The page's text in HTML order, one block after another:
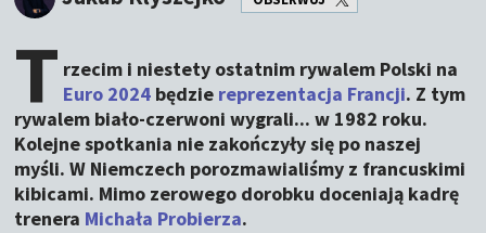
T rzecim i niestety ostatnim rywalem Polski na
Euro 2024 będzie reprezentacja Francji. Z tym
rywalem biało-czerwoni wygrali... w 1982 roku.
Kolejne spotkania nie zakończyły się po naszej
myśli. W Niemczech porozmawialiśmy z francuskimi
kibicami. Mimo zerowego dorobku doceniają kadrę
trenera Michała Probierza.